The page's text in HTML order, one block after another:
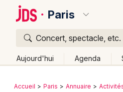
Paris
Concert, spectacle, etc.
Aujourd'hui Agenda
Publier un événement
Retour
Accueil Paris Annuaire
Quoi ?
Où ?